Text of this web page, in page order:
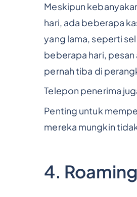
Meskipun
hari, ada beberapa
yang lama, seperti
beberapa hari,
pernah tiba di
Telepon penerima
Penting untuk
mereka mungkin
4.